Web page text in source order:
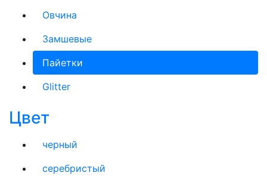
Овчина
Замшевые
Пайетки
Glitter
Цвет
черный
серебристый